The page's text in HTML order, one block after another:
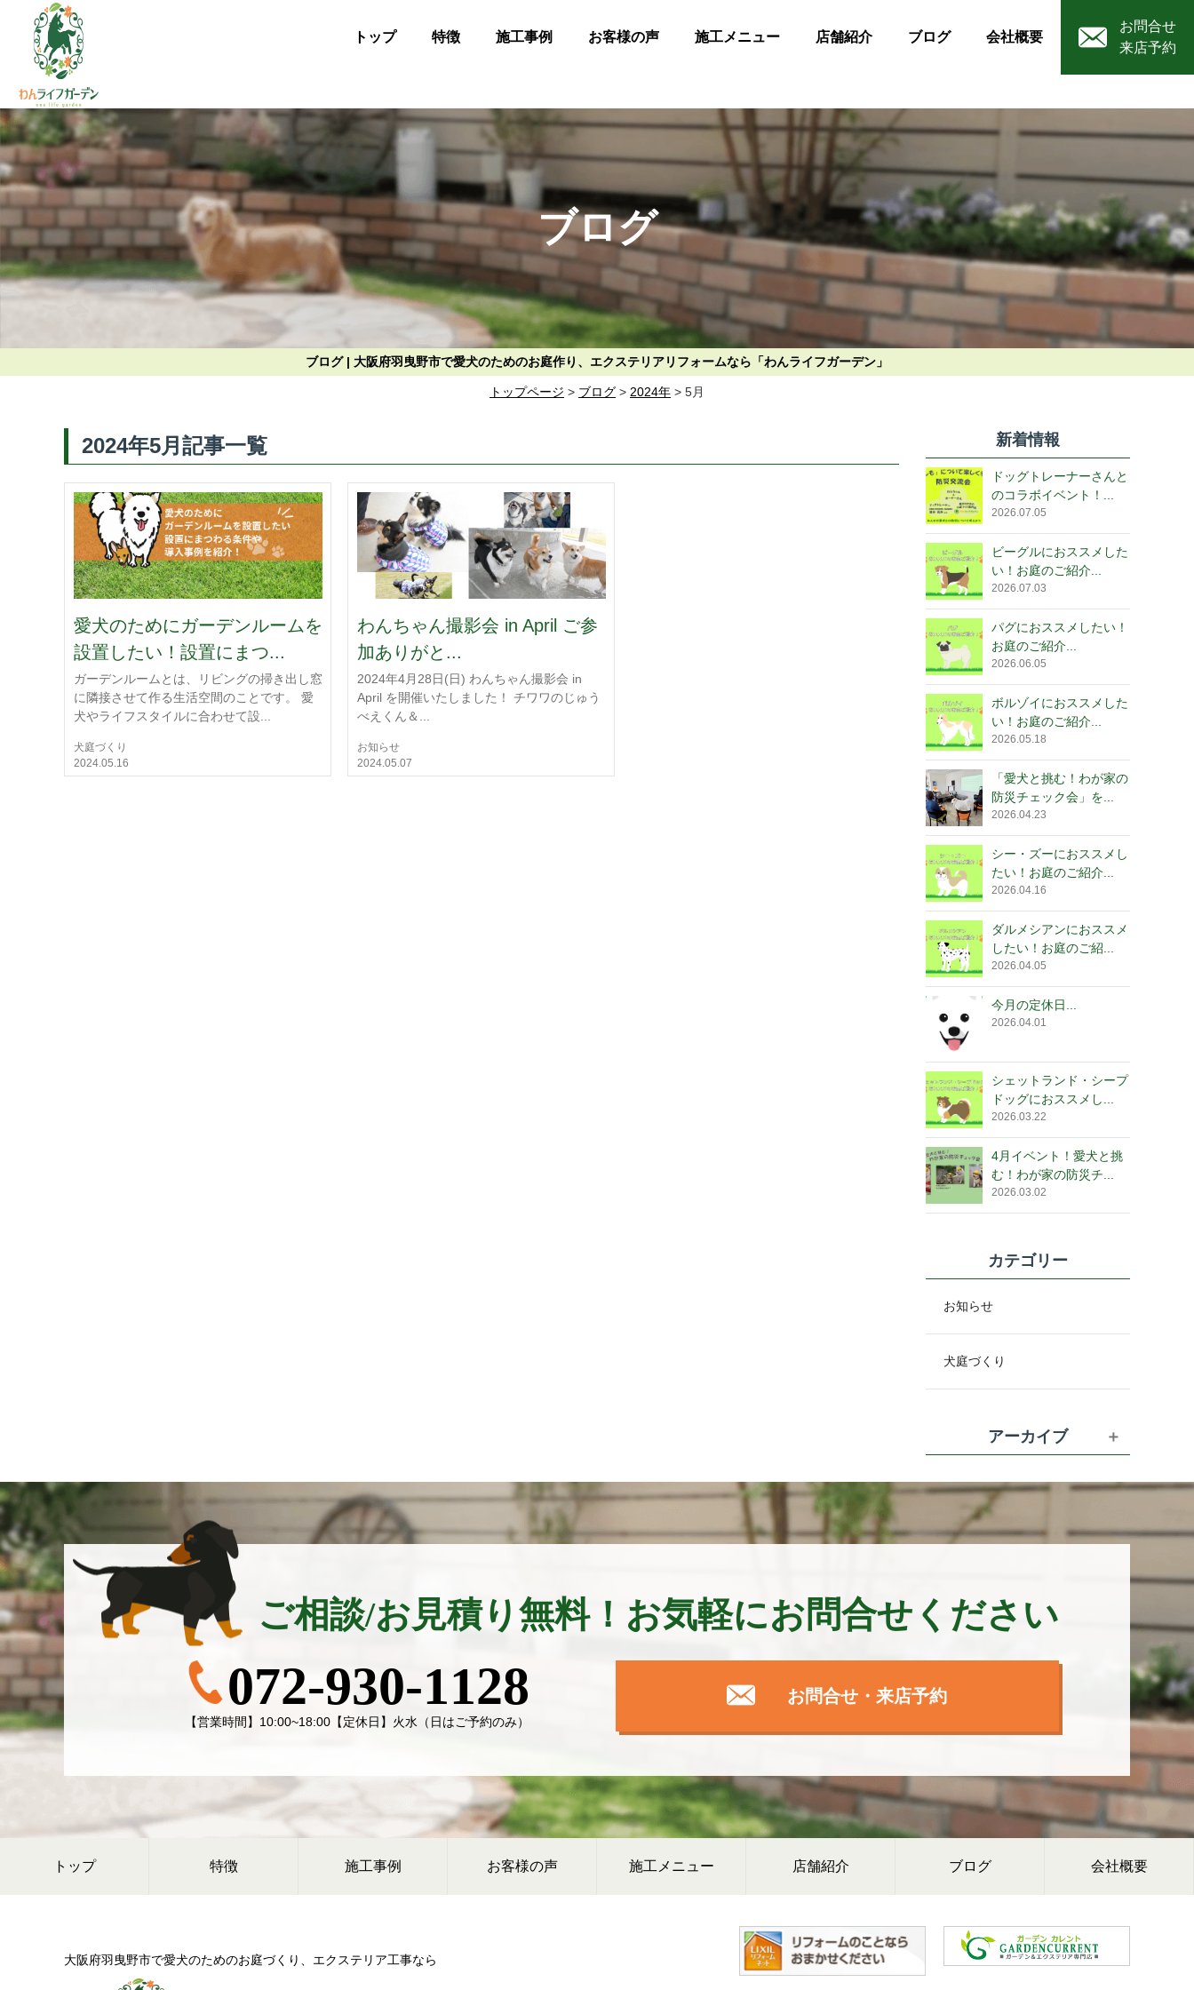
トップ 特徴 施工事例 お客様の声 施工メニュー 店舗紹介 ブログ 会社概要
お問合せ
来店予約
ブログ
ブログ | 大阪府羽曳野市で愛犬のためのお庭作り、エクステリアリフォームなら「わんライフガーデン」
トップページ > ブログ > 2024年 > 5月
2024年5月記事一覧
愛犬のためにガーデンルームを
設置したい！設置にまつ...
ガーデンルームとは、リビングの掃き出し窓
に隣接させて作る生活空間のことです。 愛
犬やライフスタイルに合わせて設...
犬庭づくり
2024.05.16
わんちゃん撮影会 in April ご参
加ありがと...
2024年4月28日(日) わんちゃん撮影会 in
April を開催いたしました！ チワワのじゅう
べえくん＆...
お知らせ
2024.05.07
新着情報
ドッグトレーナーさんと
のコラボイベント！...
2026.07.05
ビーグルにおススメした
い！お庭のご紹介...
2026.07.03
パグにおススメしたい！
お庭のご紹介...
2026.06.05
ボルゾイにおススメした
い！お庭のご紹介...
2026.05.18
「愛犬と挑む！わが家の
防災チェック会」を...
2026.04.23
シー・ズーにおススメし
たい！お庭のご紹介...
2026.04.16
ダルメシアンにおススメ
したい！お庭のご紹...
2026.04.05
今月の定休日...
2026.04.01
シェットランド・シープ
ドッグにおススメし...
2026.03.22
4月イベント！愛犬と挑
む！わが家の防災チ...
2026.03.02
カテゴリー
お知らせ
犬庭づくり
アーカイブ
ご相談/お見積り無料！ お気軽にお問合せください
072-930-1128
【営業時間】10:00~18:00【定休日】火水（日はご予約のみ）
お問合せ・来店予約
トップ 特徴 施工事例 お客様の声 施工メニュー 店舗紹介 ブログ 会社概要
大阪府羽曳野市で愛犬のためのお庭づくり、 エクステリア工事なら